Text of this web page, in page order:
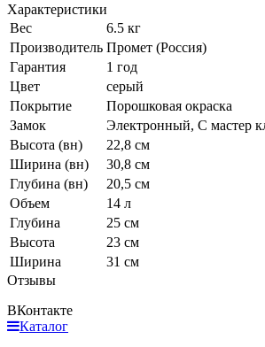
Характеристики
Вес
6.5 кг
Производитель Промет (Россия)
Гарантия
1 год
Цвет
серый
Покрытие
Порошковая окраска
Замок
Электронный, С мастер
Высота (вн)
22,8 см
Ширина (вн)
30,8 см
Глубина (вн)
20,5 см
Объем
14 л
Глубина
25 см
Высота
23 см
Ширина
31 см
Отзывы
ВКонтакте
Каталог